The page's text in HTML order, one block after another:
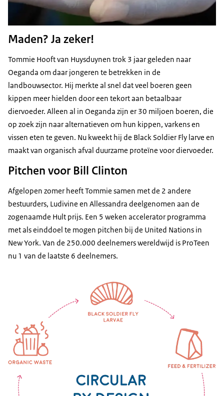
Maden? Ja zeker!
Tommie Hooft van Huysduynen trok 3 jaar geleden naar
Oeganda om daar jongeren te betrekken in de
landbouwsector. Hij merkte al snel dat veel boeren geen
kippen meer hielden door een tekort aan betaalbaar
diervoeder. Alleen al in Oeganda zijn er 30 miljoen boeren, die
op zoek zijn naar alternatieven om hun kippen, varkens en
vissen eten te geven. Nu kweekt hij de Black Soldier Fly larve en
maakt van organisch afval duurzame proteïne voor diervoeder.
Pitchen voor Bill Clinton
Afgelopen zomer heeft Tommie samen met de 2 andere
bestuurders, Ludivine en Allessandra deelgenomen aan de
zogenaamde Hult prijs. Een 5 weken accelerator programma
met als einddoel te mogen pitchen bij de United Nations in
New York. Van de 250.000 deelnemers wereldwijd is ProTeen
nu 1 van de laatste 6 deelnemers.